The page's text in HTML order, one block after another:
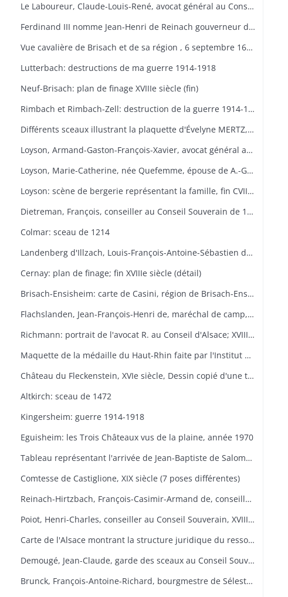
Le Laboureur, Claude-Louis-René, avocat général au Conseil Souverain 1696-1704: portrait
Ferdinand III nomme Jean-Henri de Reinach gouverneur de Brisach et général commandant de l'Autriche antérieure, 10 septembre 1634
Vue cavalière de Brisach et de sa région , 6 septembre 1638
Lutterbach: destructions de ma guerre 1914-1918
Neuf-Brisach: plan de finage XVIIIe siècle (fin)
Rimbach et Rimbach-Zell: destruction de la guerre 1914-1918
Différents sceaux illustrant la plaquette d'Évelyne MERTZ, Les sceaux
Loyson, Armand-Gaston-François-Xavier, avocat général au Conseil Souverain de 1759 à 1790: portrait
Loyson, Marie-Catherine, née Quefemme, épouse de A.-G.-Fr.-X Loyson; XVIIIe siècle: portrait
Loyson: scène de bergerie représentant la famille, fin CVIIIe siècle
Dietreman, François, conseiller au Conseil Souverain de 1682 à 1705: portrait
Colmar: sceau de 1214
Landenberg d'Illzach, Louis-François-Antoine-Sébastien de, conseiller d'honneur d'épée au Conseil Souverain en 1757
Cernay: plan de finage; fin XVIIIe siècle (détail)
Brisach-Ensisheim: carte de Casini, région de Brisach-Ensisheim, XVIIe siècle
Flachslanden, Jean-François-Henri de, maréchal de camp, commandant de la province d'Alsace; XVIIIe siècle: portrait
Richmann: portrait de l'avocat R. au Conseil d'Alsace; XVIIIe siècle
Maquette de la médaille du Haut-Rhin faite par l'Institut national de l'Art Graphique
Château du Fleckenstein, XVIe siècle, Dessin copié d'une tapisserie se trouvant au château de "Thann Bavière
Altkirch: sceau de 1472
Kingersheim: guerre 1914-1918
Eguisheim: les Trois Châteaux vus de la plaine, année 1970
Tableau représentant l'arrivée de Jean-Baptiste de Salomon, second président au Conseil Souverain devant son château d'Ingesheim, 1745
Comtesse de Castiglione, XIX siècle (7 poses différentes)
Reinach-Hirtzbach, François-Casimir-Armand de, conseiller chevalier d'honneur d'épée au Conseil Souverain, XVIIIe : portrait
Poiot, Henri-Charles, conseiller au Conseil Souverain, XVIIIe siècle: portrait
Carte de l'Alsace montrant la structure juridique du ressort du Conseil Souverain d'Alsace en 1727
Demougé, Jean-Claude, garde des sceaux au Conseil Souverain en 1697 à 1704: portrait
Brunck, François-Antoine-Richard, bourgmestre de Sélestat, secrétaire du roi à la chancellerie du Conseil Souverain, XVIIIe siècle: portrait